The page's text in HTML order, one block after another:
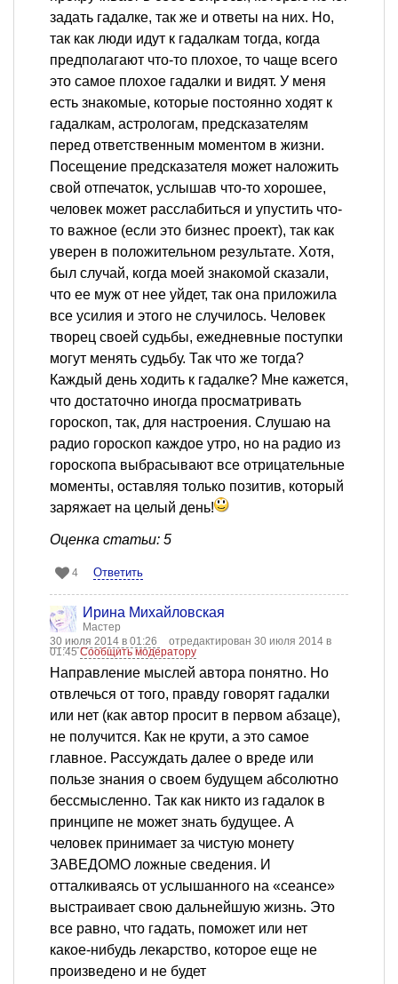
задать гадалке, так же и ответы на них. Но,
так как люди идут к гадалкам тогда, когда
предполагают что-то плохое, то чаще всего
это самое плохое гадалки и видят. У меня
есть знакомые, которые постоянно ходят к
гадалкам, астрологам, предсказателям
перед ответственным моментом в жизни.
Посещение предсказателя может наложить
свой отпечаток, услышав что-то хорошее,
человек может расслабиться и упустить что-
то важное (если это бизнес проект), так как
уверен в положительном результате. Хотя,
был случай, когда моей знакомой сказали,
что ее муж от нее уйдет, так она приложила
все усилия и этого не случилось. Человек
творец своей судьбы, ежедневные поступки
могут менять судьбу. Так что же тогда?
Каждый день ходить к гадалке? Мне кажется,
что достаточно иногда просматривать
гороскоп, так, для настроения. Слушаю на
радио гороскоп каждое утро, но на радио из
гороскопа выбрасывают все отрицательные
моменты, оставляя только позитив, который
заряжает на целый день!
Оценка статьи: 5
4 Ответить
Ирина Михайловская
Мастер
30 июля 2014 в 01:26
отредактирован 30 июля 2014 в
01:45Сообщить модератору
Направление мыслей автора понятно. Но
отвлечься от того, правду говорят гадалки
или нет (как автор просит в первом абзаце),
не получится. Как не крути, а это самое
главное. Рассуждать далее о вреде или
пользе знания о своем будущем абсолютно
бессмысленно. Так как никто из гадалок в
принципе не может знать будущее. А
человек принимает за чистую монету
ЗАВЕДОМО ложные сведения. И
отталкиваясь от услышанного на «сеансе»
выстраивает свою дальнейшую жизнь. Это
все равно, что гадать, поможет или нет
какое-нибудь лекарство, которое еще не
произведено и не будет